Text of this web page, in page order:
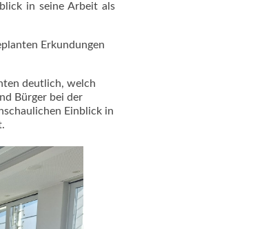
in seine Arbeit als
Erkundungen
deutlich, welch
Bürger bei der
Einblick in